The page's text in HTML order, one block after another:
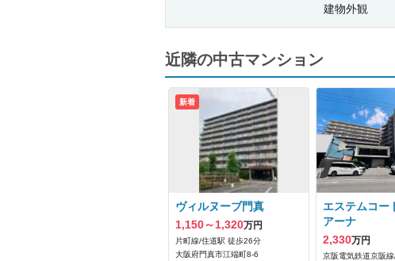
建物外観
近隣の中古マンション
新着
ヴィルヌーブ門真
1,150～1,320万円
片町線/住道駅 徒歩26分
大阪府門真市江端町8-6
エステムコー
アーナ
2,330万円
京阪電気鉄道京阪